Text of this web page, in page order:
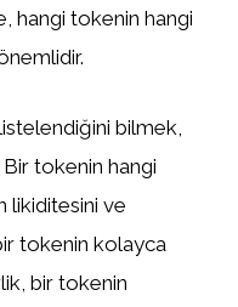
hangi tokenin hangi
bilmek,
Bir tokenin hangi
likiditesini ve
tokenin kolayca
bir tokenin